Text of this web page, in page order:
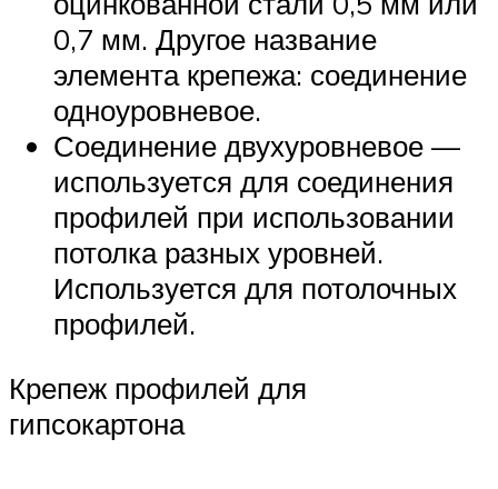
0,7 мм. Другое название
элемента крепежа: соединение
одноуровневое.
Соединение двухуровневое —
используется для соединения
профилей при использовании
потолка разных уровней.
Используется для потолочных
профилей.
Крепеж профилей для
гипсокартона